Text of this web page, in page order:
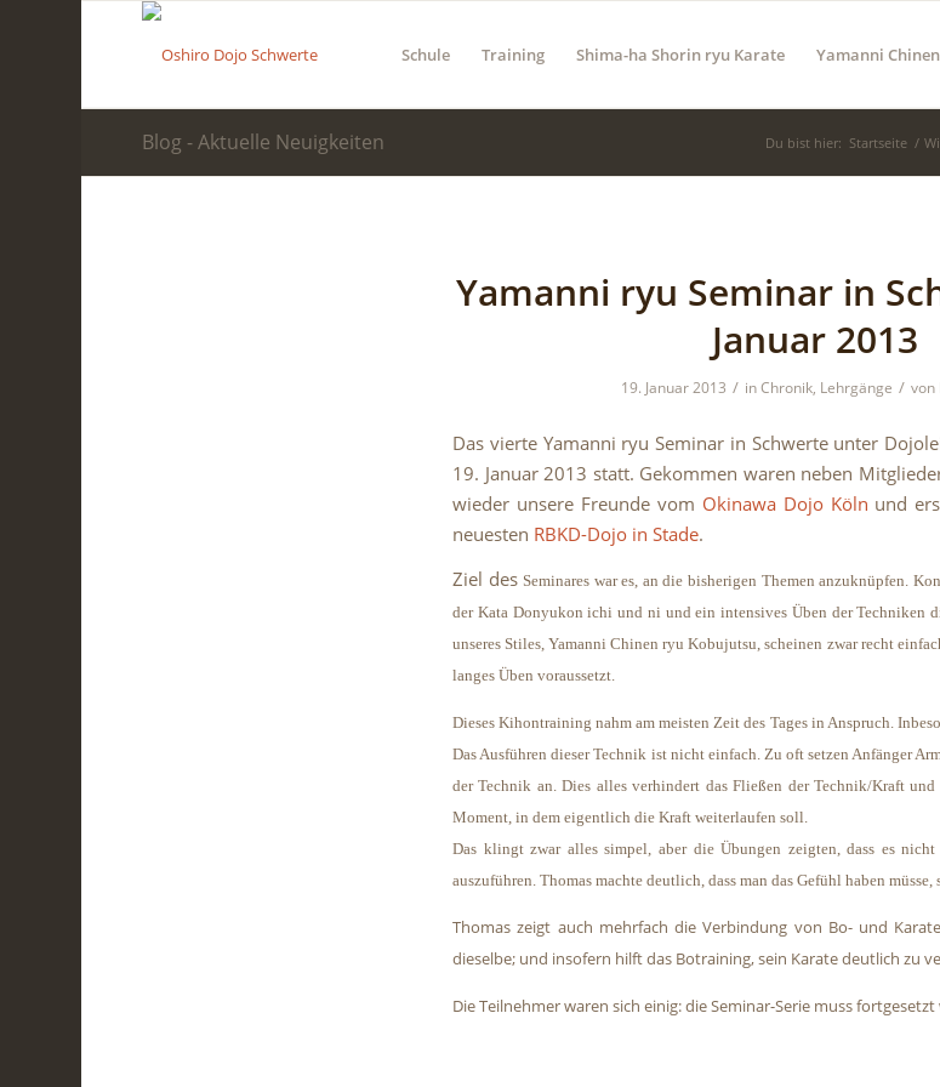
Schule Training Shima-ha Shorin ryu Karate Yamanni
Blog - Aktuelle Neuigkeiten Du bist hier: Startseite /
Yamanni ryu Seminar in
Januar 2013
19. Januar 2013 / inChronik, Lehrgänge / von
Das vierte Yamanni ryu Seminar in Schwerte unter
19. Januar 2013 statt. Gekommen waren neben
wieder unsere Freunde vom Okinawa Dojo Köln und
neuesten RBKD-Dojo in Stade.
Ziel des Seminares war es, an die bisherigen Themen anzuknüpfen.
der Kata Donyukon ichi und ni und ein intensives Üben der Techniken
unseres Stiles, Yamanni Chinen ryu Kobujutsu, scheinen zwar recht
langes Üben voraussetzt.
Dieses Kihontraining nahm am meisten Zeit des Tages in Anspruch.
Das Ausführen dieser Technik ist nicht einfach. Zu oft setzen Anfänger
der Technik an. Dies alles verhindert das Fließen der Technik/Kraft
Moment, in dem eigentlich die Kraft weiterlaufen soll.
Das klingt zwar alles simpel, aber die Übungen zeigten, dass es
auszuführen. Thomas machte deutlich, dass man das Gefühl haben
Thomas zeigt auch mehrfach die Verbindung von Bo- und
dieselbe; und insofern hilft das Botraining, sein Karate deutlich zu
Die Teilnehmer waren sich einig: die Seminar-Serie muss